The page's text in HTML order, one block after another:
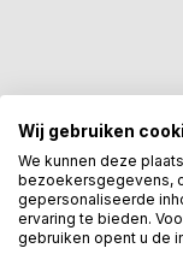
Wij gebruiken
We kunnen deze
bezoekersgegevens,
gepersonaliseerde
ervaring te bieden.
gebruiken opent u de